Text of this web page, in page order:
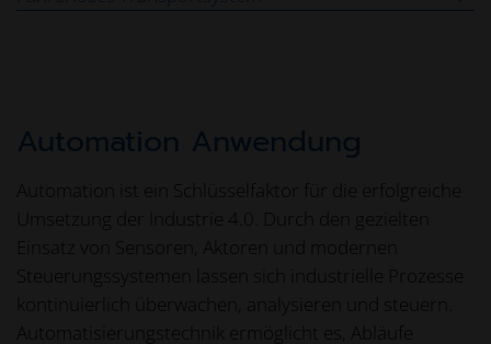
Automation Anwendung
Automation ist ein Schlüsselfaktor für die erfolgreiche
Umsetzung der Industrie 4.0. Durch den gezielten
Einsatz von Sensoren, Aktoren und modernen
Steuerungssystemen lassen sich industrielle Prozesse
kontinuierlich überwachen, analysieren und steuern.
Automatisierungstechnik ermöglicht es, Abläufe